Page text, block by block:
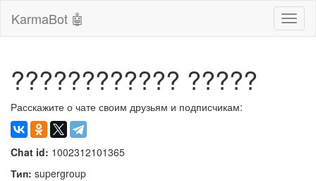
KarmaBot 🤖
???????????? ?????
Расскажите о чате своим друзьям и подписчикам:
Chat id: 1002312101365
Тип: supergroup